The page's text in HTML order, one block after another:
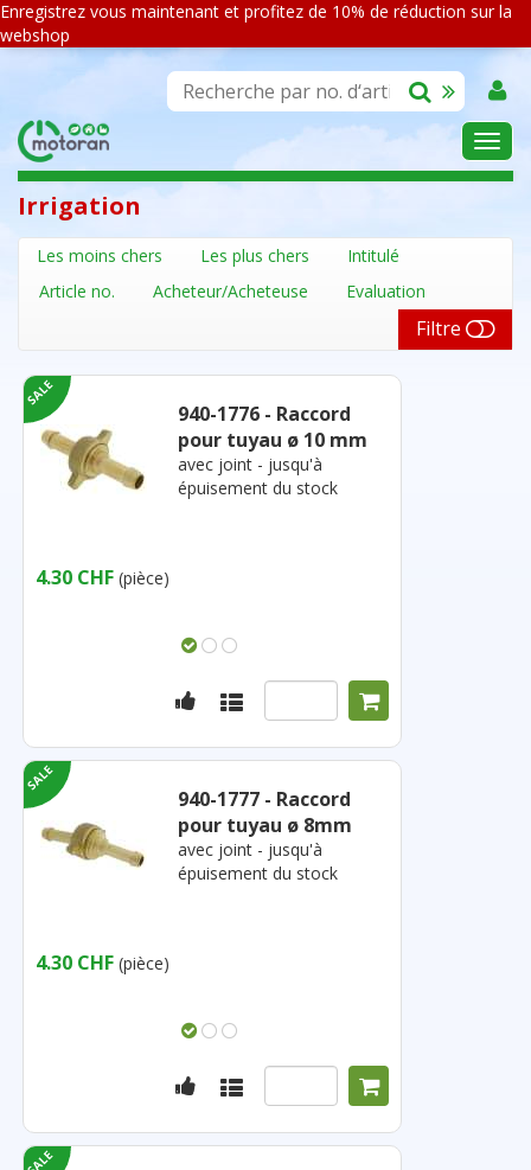
Enregistrez vous maintenant et profitez de 10% de réduction sur la
webshop
ASSORTIMENT
Irrigation
Les moins chers Les plus chers
Intitulé
Article no.
Acheteur/Acheteuse Evaluation
Filtre
940-1776 - Raccord
pour tuyau ø 10 mm
avec joint - jusqu'à
épuisement du stock
4.30 CHF (pièce)
940-1777 - Raccord
pour tuyau ø 8mm
avec joint - jusqu'à
épuisement du stock
4.30 CHF (pièce)